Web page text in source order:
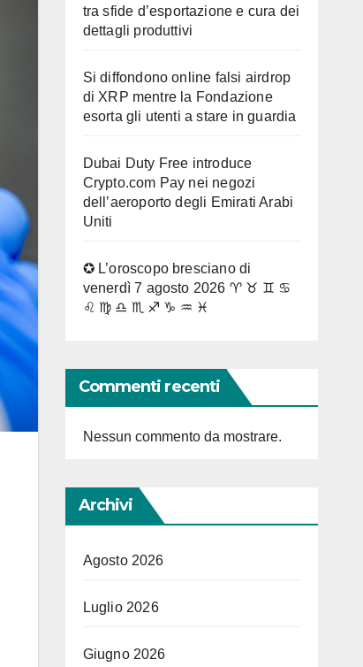
tra sfide d’esportazione e cura dei
dettagli produttivi
Si diffondono online falsi airdrop
di XRP mentre la Fondazione
esorta gli utenti a stare in guardia
Dubai Duty Free introduce
Crypto.com Pay nei negozi
dell’aeroporto degli Emirati Arabi
Uniti
✪ L’oroscopo bresciano di
venerdì 7 agosto 2026 ♈ ♉ ♊ ♋
♌ ♍ ♎ ♏ ♐ ♑ ♒ ♓
Commenti recenti
Nessun commento da mostrare.
Archivi
Agosto 2026
Luglio 2026
Giugno 2026